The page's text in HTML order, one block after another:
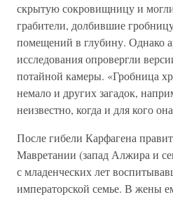
скрытую сокровищницу и
грабители, долбившие
помещений в глубину. Однако
исследования опровергли
потайной камеры. «Гробница
немало и других загадок,
неизвестно, когда и для кого
После гибели Карфагена
Мавретании (запад Алжира и
с младенческих лет
императорской семье. В жены